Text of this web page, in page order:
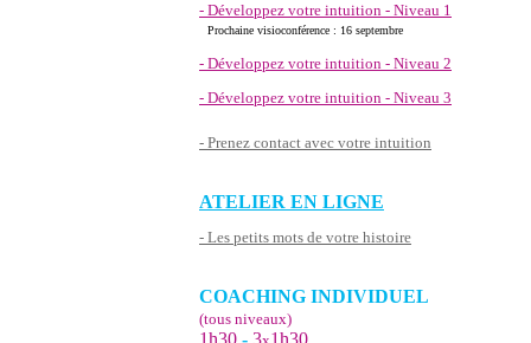
- Développez votre intuition - Niveau 1
Prochaine visioconférence : 16 septembre
- Développez votre intuition - Niveau 2
- Développez votre intuition - Niveau 3
- Prenez contact avec votre intuition
ATELIER EN LIGNE
- Les petits mots de votre histoire
COACHING INDIVIDUEL
(tous niveaux)
1h30 - 3 1h30